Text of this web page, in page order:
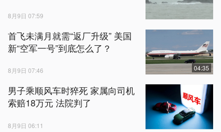
8月9日 07:59
首飞未满月就需“返厂升级” 美国
新“空军一号”到底怎么了？
8月9日 07:46 04:35
男子乘顺风车时猝死 家属向司机
索赔18万元 法院判了
8月9日 06:11